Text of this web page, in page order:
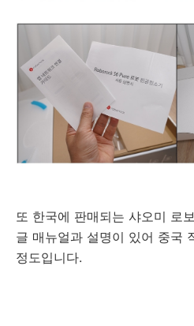
또 한국에 판매되는 샤오미 로
글 매뉴얼과 설명이 있어 중국
정도입니다.